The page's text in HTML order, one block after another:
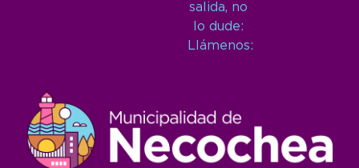
salida, no
lo dude:
Llámenos: